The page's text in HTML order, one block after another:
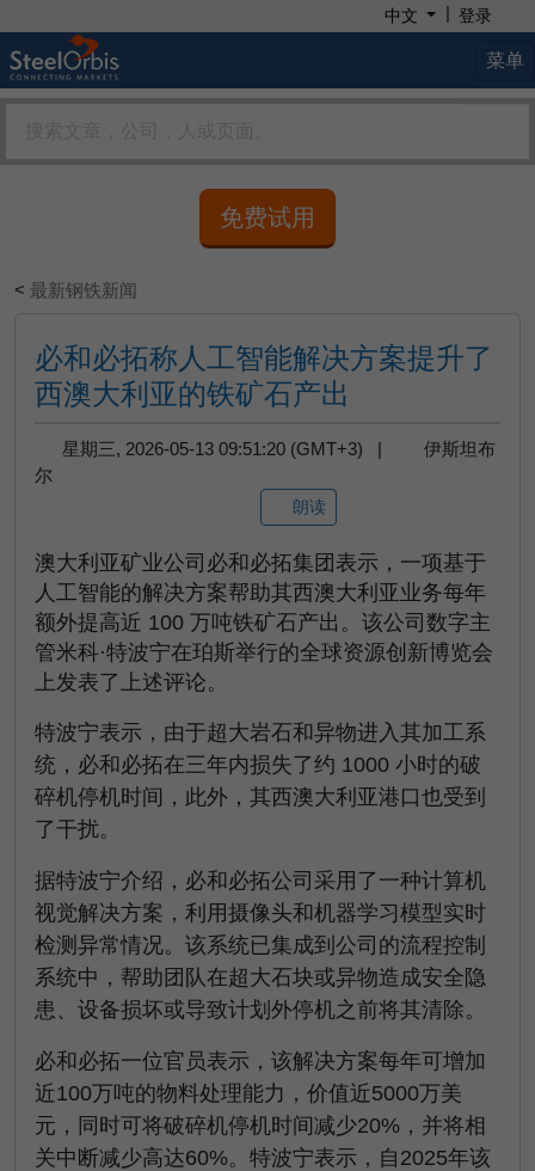
中文 | 登录
菜单
免费试用
< 最新钢铁新闻
必和必拓称人工智能解决方案提升了
西澳大利亚的铁矿石产出
星期三, 2026-05-13 09:51:20 (GMT+3) |
伊斯坦布
尔
朗读
澳大利亚矿业公司必和必拓集团表示，一项基于
人工智能的解决方案帮助其西澳大利亚业务每年
额外提高近 100 万吨铁矿石产出。该公司数字主
管米科·特波宁在珀斯举行的全球资源创新博览会
上发表了上述评论。
特波宁表示，由于超大岩石和异物进入其加工系
统，必和必拓在三年内损失了约 1000 小时的破
碎机停机时间，此外，其西澳大利亚港口也受到
了干扰。
据特波宁介绍，必和必拓公司采用了一种计算机
视觉解决方案，利用摄像头和机器学习模型实时
检测异常情况。该系统已集成到公司的流程控制
系统中，帮助团队在超大石块或异物造成安全隐
患、设备损坏或导致计划外停机之前将其清除。
必和必拓一位官员表示，该解决方案每年可增加
近100万吨的物料处理能力，价值近5000万美
元，同时可将破碎机停机时间减少20%，并将相
关中断减少高达60%。特波宁表示，自2025年该